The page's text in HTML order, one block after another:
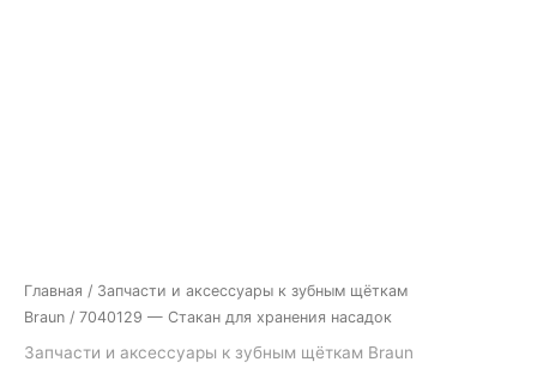
Главная / Запчасти и аксессуары к зубным щёткам
Braun / 7040129 — Стакан для хранения насадок
Запчасти и аксессуары к зубным щёткам Braun